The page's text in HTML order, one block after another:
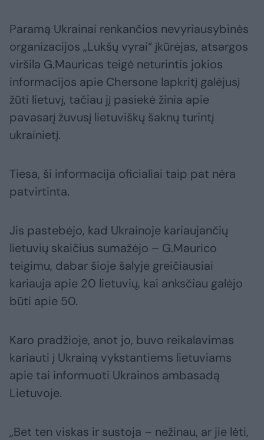
Paramą Ukrainai renkančios nevyriausybinės
organizacijos „Lukšų vyrai“ įkūrėjas, atsargos
viršila G.Mauricas teigė neturintis jokios
informacijos apie Chersone lapkritį galėjusį
žūti lietuvį, tačiau jį pasiekė žinia apie
pavasarį žuvusį lietuviškų šaknų turintį
ukrainietį.
Tiesa, ši informacija oficialiai taip pat nėra
patvirtinta.
Jis pastebėjo, kad Ukrainoje kariaujančių
lietuvių skaičius sumažėjo – G.Maurico
teigimu, dabar šioje šalyje greičiausiai
kariauja apie 20 lietuvių, kai anksčiau galėjo
būti apie 50.
Karo pradžioje, anot jo, buvo reikalavimas
kariauti į Ukrainą vykstantiems lietuviams
apie tai informuoti Ukrainos ambasadą
Lietuvoje.
„Bet ten viskas ir sustoja – nežinau, ar jie lėti,